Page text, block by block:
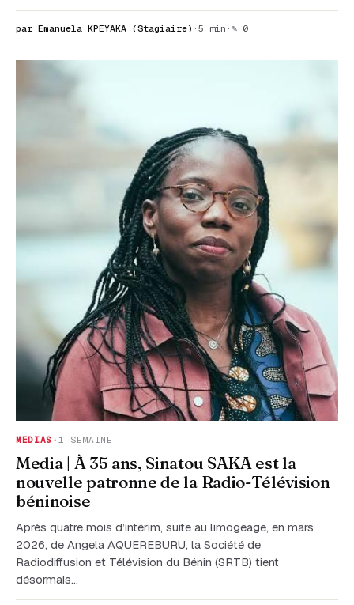
par Emanuela KPEYAKA (Stagiaire) · 5 min · ✎ 0
MEDIAS · 1 SEMAINE
Media | À 35 ans, Sinatou SAKA est la
nouvelle patronne de la Radio-Télévision
béninoise
Après quatre mois d’intérim, suite au limogeage, en mars
2026, de Angela AQUEREBURU, la Société de
Radiodiffusion et Télévision du Bénin (SRTB) tient
désormais…